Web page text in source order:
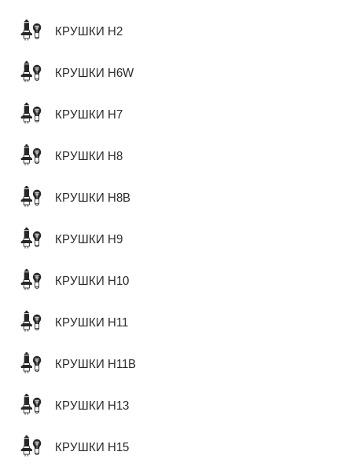
КРУШКИ H2
КРУШКИ H6W
КРУШКИ H7
КРУШКИ H8
КРУШКИ H8B
КРУШКИ H9
КРУШКИ H10
КРУШКИ H11
КРУШКИ H11B
КРУШКИ H13
КРУШКИ H15